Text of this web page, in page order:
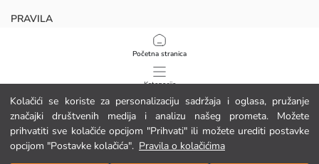
Kolačići se koriste za personalizaciju sadržaja i oglasa, pružanje
značajki društvenih medija i analizu našeg prometa. Možete
prihvatiti sve kolačiće opcijom "Prihvati" ili možete urediti postavke
opcijom "Postavke kolačića". Pravila o kolačićima
Početna stranica
Kategorije
Moja košarica
PRAVILA
Politika privatnosti i sigurnosti podataka
Uvjeti korištenja
Politika kolačića
Preuzmite našu aplikaciju